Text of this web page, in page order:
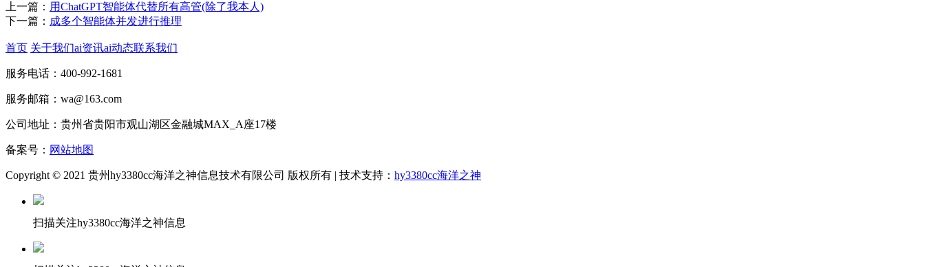
上一篇： 用ChatGPT智能体代替所有高管(除了我本人)
下一篇： 成多个智能体并发进行推理
首页 关于我们ai资讯ai动态联系我们
服务电话：400-992-1681
服务邮箱：wa@163.com
公司地址：贵州省贵阳市观山湖区金融城MAX_A座17楼
备案号： 网站地图
Copyright © 2021 贵州hy3380cc海洋之神信息技术有限公司 版权所有 | 技术支持： hy3380cc海洋之神
扫描关注hy3380cc海洋之神信息